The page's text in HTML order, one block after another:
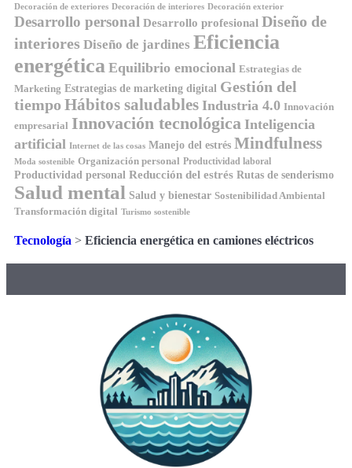
Decoración de exteriores Decoración de interiores Decoración exterior
Desarrollo personal Desarrollo profesional Diseño de
interiores Diseño de jardines Eficiencia
energética Equilibrio emocional Estrategias de
Marketing Estrategias de marketing digital Gestión del
tiempo Hábitos saludables Industria 4.0 Innovación
empresarial Innovación tecnológica Inteligencia
artificial Internet de las cosas Manejo del estrés Mindfulness
Moda sostenible Organización personal Productividad laboral
Productividad personal Reducción del estrés Rutas de senderismo
Salud mental Salud y bienestar Sostenibilidad Ambiental
Transformación digital Turismo sostenible
Tecnología > Eficiencia energética en camiones eléctricos